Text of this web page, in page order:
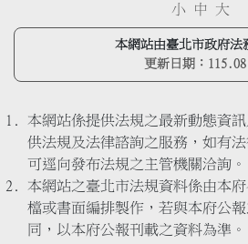
小 中 大
本網站由臺北市政府法
更新日期：
本網站係提供法規之最新動態資
供法規及法律諮詢之服務，如有
可逕向發布法規之主管機關洽詢。
本網站之臺北市法規資料係由本
檔或書面編排製作，若與本府公
同，以本府公報刊載之資料為準。